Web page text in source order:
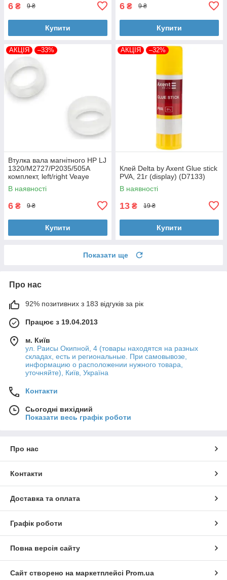
6 ₴ 9 ₴
Купити
6 ₴ 9 ₴
Купити
АКЦІЯ –33%
Втулка вала магнітного HP LJ
1320/M2727/P2035/505A
комплект, left/right Veaye
(BSHMR-505U-VE)
В наявності
6 ₴ 9 ₴
Купити
АКЦІЯ –32%
Клей Delta by Axent Glue stick
PVA, 21г (display) (D7133)
В наявності
13 ₴ 19 ₴
Купити
Показати ще
Про нас
92% позитивних з 183 відгуків за рік
Працює з 19.04.2013
м. Київ
ул. Раисы Окипной, 4 (товары находятся на разных
складах, есть и региональные. При самовывозе,
информацию о расположении нужного товара,
уточняйте), Київ, Україна
Контакти
Сьогодні вихідний
Показати весь графік роботи
Про нас
Контакти
Доставка та оплата
Графік роботи
Повна версія сайту
Сайт створено на маркетплейсі Prom.ua